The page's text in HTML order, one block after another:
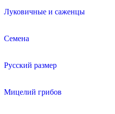
Луковичные и саженцы
Семена
Русский размер
Мицелий грибов